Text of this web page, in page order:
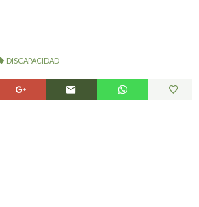
DISCAPACIDAD